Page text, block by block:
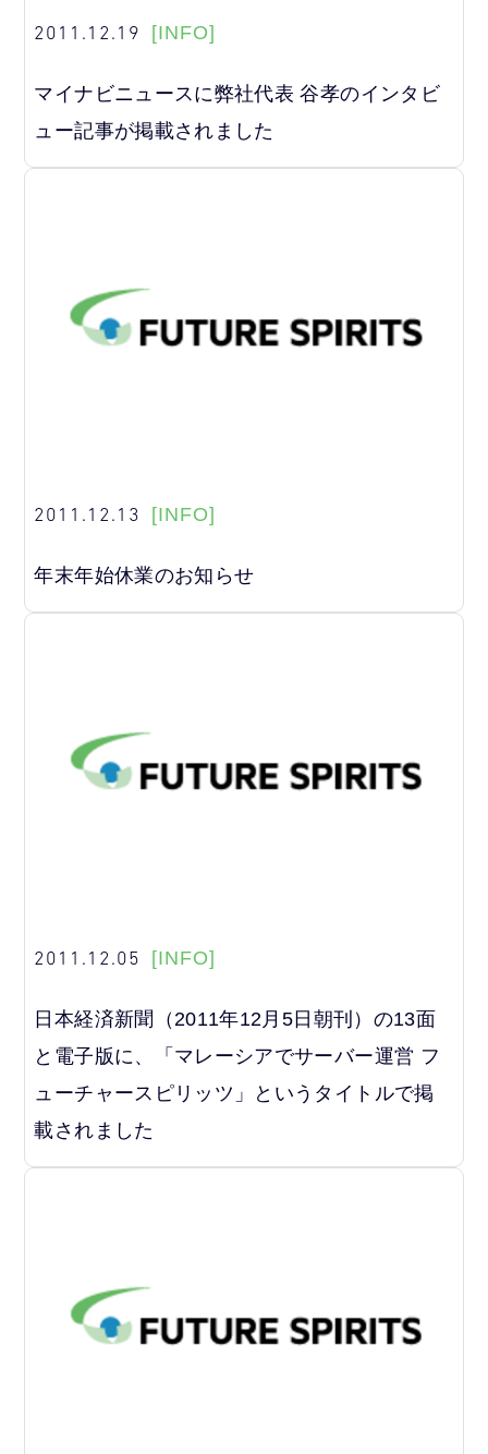
2011.12.19 [INFO]
マイナビニュースに弊社代表 谷孝のインタビ
ュー記事が掲載されました
2011.12.13 [INFO]
年末年始休業のお知らせ
2011.12.05 [INFO]
日本経済新聞（2011年12月5日朝刊）の13面
と電子版に、「マレーシアでサーバー運営 フ
ューチャースピリッツ」というタイトルで掲
載されました